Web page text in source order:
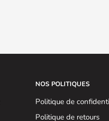
NOS POLITIQUES
Politique de
Politique de retours